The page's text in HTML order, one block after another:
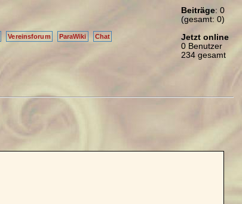
Beiträge: 0
(gesamt: 0)
Jetzt online
0 Benutzer
234 gesamt
Vereinsforum ParaWiki Chat